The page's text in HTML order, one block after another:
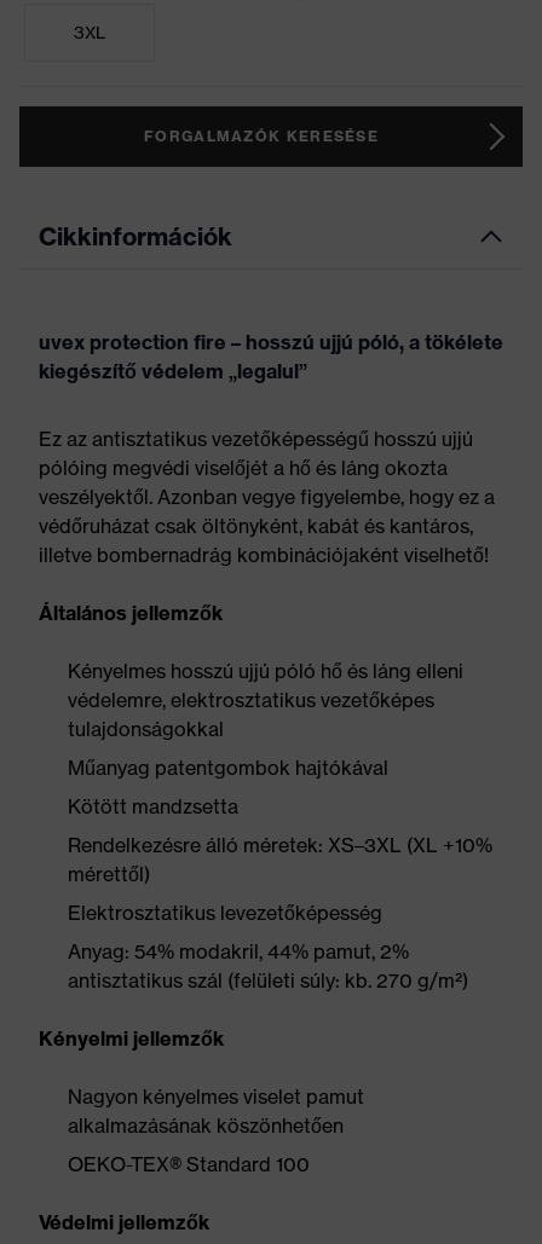
3XL
FORGALMAZÓK KERESÉSE
Cikkinformációk
uvex protection fire – hosszú ujjú póló, a tökélete
kiegészítő védelem „legalul”
Ez az antisztatikus vezetőképességű hosszú ujjú
pólóing megvédi viselőjét a hő és láng okozta
veszélyektől. Azonban vegye figyelembe, hogy ez a
védőruházat csak öltönyként, kabát és kantáros,
illetve bombernadrág kombinációjaként viselhető!
Általános jellemzők
Kényelmes hosszú ujjú póló hő és láng elleni
védelemre, elektrosztatikus vezetőképes
tulajdonságokkal
Műanyag patentgombok hajtókával
Kötött mandzsetta
Rendelkezésre álló méretek: XS–3XL (XL +10%
mérettől)
Elektrosztatikus levezetőképesség
Anyag: 54% modakril, 44% pamut, 2%
antisztatikus szál (felületi súly: kb. 270 g/m²)
Kényelmi jellemzők
Nagyon kényelmes viselet pamut
alkalmazásának köszönhetően
OEKO-TEX® Standard 100
Védelmi jellemzők